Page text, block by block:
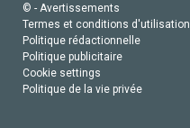
© - Avertissements
Termes et conditions d'utilisation
Politique rédactionnelle
Politique publicitaire
Cookie settings
Politique de la vie privée